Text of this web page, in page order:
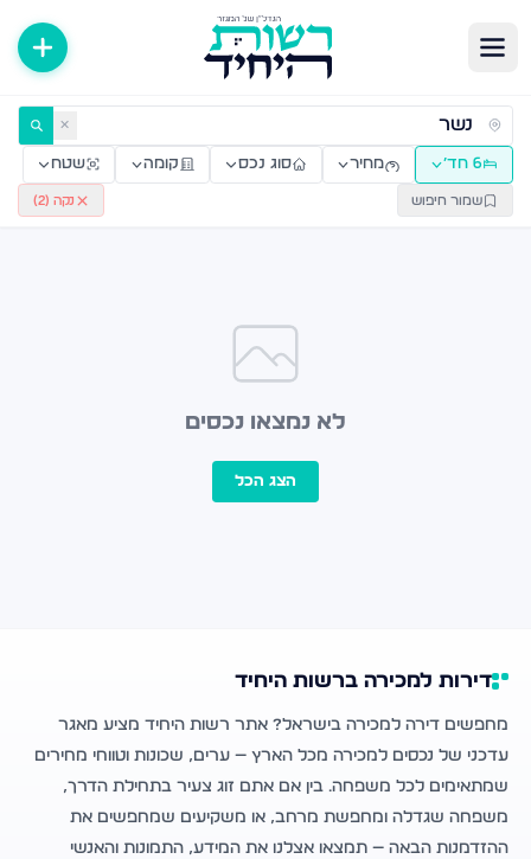
דירות למכירה ולהשכרה — רשות היחיד ✕
6 חד׳ מחיר סוג נכס קומה שטח
שמור חיפוש נקה (2
)
לא נמצאו נכסים
הצג הכל
דירות למכירה ברשות היחיד
מחפשים דירה למכירה בישראל? אתר רשות היחיד מציע מאגר
עדכני של נכסים למכירה מכל הארץ — ערים, שכונות וטווחי מחירים
שמתאימים לכל משפחה. בין אם אתם זוג צעיר בתחילת הדרך,
משפחה שגדלה ומחפשת מרחב, או משקיעים שמחפשים את
ההזדמנות הבאה — תמצאו אצלנו את המידע, התמונות והאנשי